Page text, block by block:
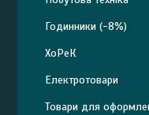
Годинники (-8%)
ХоРеК
Електротовари
Товари для